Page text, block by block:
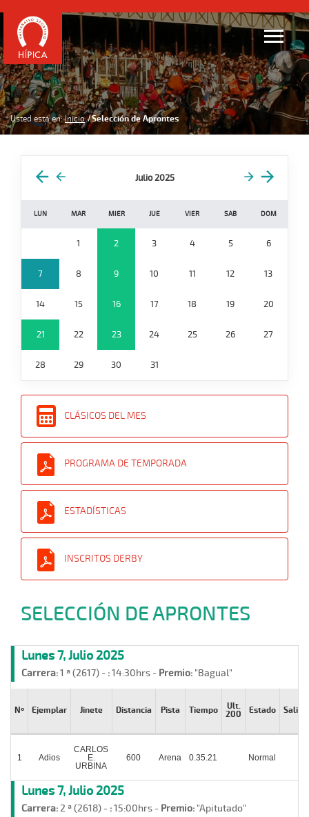
Usted está en: Inicio Selección de Aprontes
Julio 2025
LUN MAR MIER JUE VIER SAB DOM
1 2 3 4 5 6
7 8 9 10 11 12 13
14 15 16 17 18 19 20
21 22 23 24 25 26 27
28 29 30 31
CLÁSICOS DEL MES
PROGRAMA DE TEMPORADA
ESTADÍSTICAS
INSCRITOS DERBY
SELECCIÓN DE APRONTES
Lunes 7, Julio 2025
Carrera:1 ª (2617) - :14:30hrs - Premio: "Bagual"
Nº Ejemplar Jinete Distancia Pista Tiempo
Ult.
200
Estado Salida
1 Adios
CARLOS
E.
URBINA
600 Arena 0.35.21 Normal
Lunes 7, Julio 2025
Carrera:2 ª (2618) - :15:00hrs - Premio: "Apitutado"